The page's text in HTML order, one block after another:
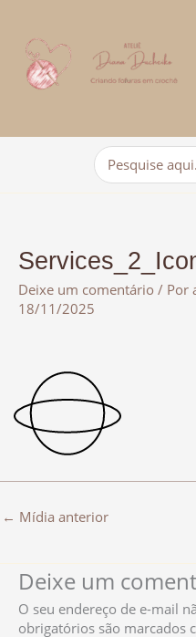
conteúdo
Procurar:
Deixe um comentário / Por
18/11/2025
← Mídia anterior
Deixe um
O seu endereço de e-mail
obrigatórios são marcados